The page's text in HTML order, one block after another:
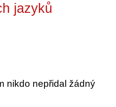
jazyků
nikdo nepřidal žádný